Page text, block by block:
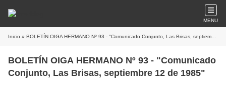
MENU
Inicio » BOLETÍN OIGA HERMANO Nº 93 - "Comunicado Conjunto, Las Brisas, septiembre 12 de 1985"
BOLETÍN OIGA HERMANO Nº 93 - "Comunicado
Conjunto, Las Brisas, septiembre 12 de 1985"